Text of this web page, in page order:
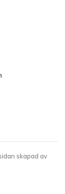
skapad av